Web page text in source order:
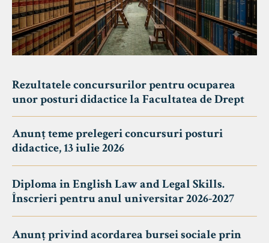
Rezultatele concursurilor pentru ocuparea
unor posturi didactice la Facultatea de Drept
Anunț teme prelegeri concursuri posturi
didactice, 13 iulie 2026
Diploma in English Law and Legal Skills.
Înscrieri pentru anul universitar 2026-2027
Anunț privind acordarea bursei sociale prin